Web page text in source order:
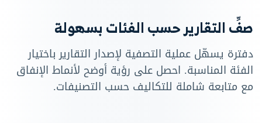
صفِّ التقارير حسب الفئات بسهولة
دفترة يسهّل عملية التصفية لإصدار التقارير باختيار
الفئة المناسبة. احصل على رؤية أوضح لأنماط الإنفاق
مع متابعة شاملة للتكاليف حسب التصنيفات.